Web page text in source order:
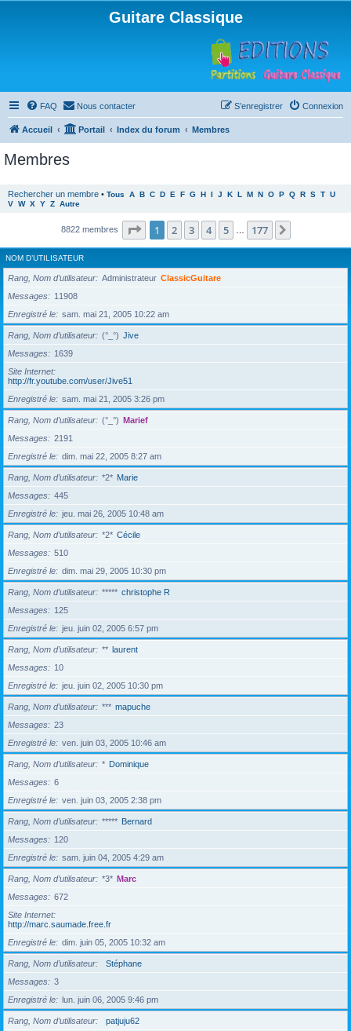
Guitare Classique
FAQ Nous contacter Connexion
S’enregistrer
Accueil Portail Index du forum Membres
Membres
Rechercher un membre • Tous A B C D E F G H I J K L M N O P Q R S T U
V W X Y Z Autre
8822 membres Page 1sur177
1 2 3 4 5 177
NOM D’UTILISATEUR
Rang, Nom d’utilisateur Administrateur ClassicGuitare
Messages
11908
Enregistré le
sam. mai 21, 2005 10:22 am
Rang, Nom d’utilisateur (°_°) Jive
Messages
1639
Site Internet
http://fr.youtube.com/user/Jive51
Enregistré le
sam. mai 21, 2005 3:26 pm
Rang, Nom d’utilisateur (°_°) Marief
Messages
2191
Enregistré le
dim. mai 22, 2005 8:27 am
Rang, Nom d’utilisateur *2* Marie
Messages
445
Enregistré le
jeu. mai 26, 2005 10:48 am
Rang, Nom d’utilisateur *2* Cécile
Messages
510
Enregistré le
dim. mai 29, 2005 10:30 pm
Rang, Nom d’utilisateur ***** christophe R
Messages
125
Enregistré le
jeu. juin 02, 2005 6:57 pm
Rang, Nom d’utilisateur ** laurent
Messages
10
Enregistré le
jeu. juin 02, 2005 10:30 pm
Rang, Nom d’utilisateur *** mapuche
Messages
23
Enregistré le
ven. juin 03, 2005 10:46 am
Rang, Nom d’utilisateur * Dominique
Messages
6
Enregistré le
ven. juin 03, 2005 2:38 pm
Rang, Nom d’utilisateur ***** Bernard
Messages
120
Enregistré le
sam. juin 04, 2005 4:29 am
Rang, Nom d’utilisateur *3* Marc
Messages
672
Site Internet
http://marc.saumade.free.fr
Enregistré le
dim. juin 05, 2005 10:32 am
Rang, Nom d’utilisateur
Stéphane
Messages
3
Enregistré le
lun. juin 06, 2005 9:46 pm
Rang, Nom d’utilisateur
patjuju62